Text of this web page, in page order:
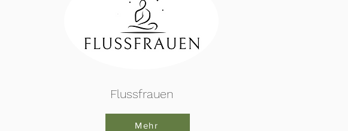
Flussfrauen
Mehr